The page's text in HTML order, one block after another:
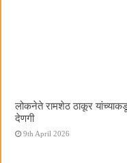
लोकनेते रामशेठ ठाकूर
देणगी
9th April 2026